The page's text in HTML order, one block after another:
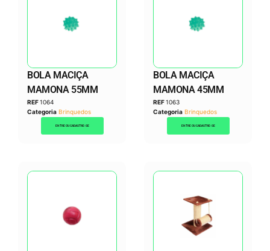
BOLA MACIÇA
MAMONA 55MM
REF1064
Categoria Brinquedos
ENTRE OU CADASTRE-SE
BOLA MACIÇA
MAMONA 45MM
REF1063
Categoria Brinquedos
ENTRE OU CADASTRE-SE